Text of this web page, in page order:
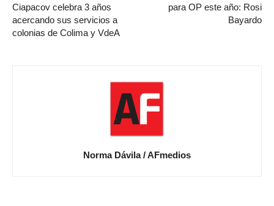
Ciapacov celebra 3 años
acercando sus servicios a
colonias de Colima y VdeA
para OP este año: Rosi
Bayardo
Norma Dávila / AFmedios